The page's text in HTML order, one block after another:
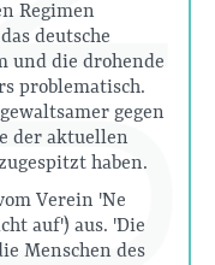
Regimen
deutsche
und die drohende
problematisch.
gegen
der aktuellen
haben.
Verein "Ne
auf") aus. "Die
Menschen des